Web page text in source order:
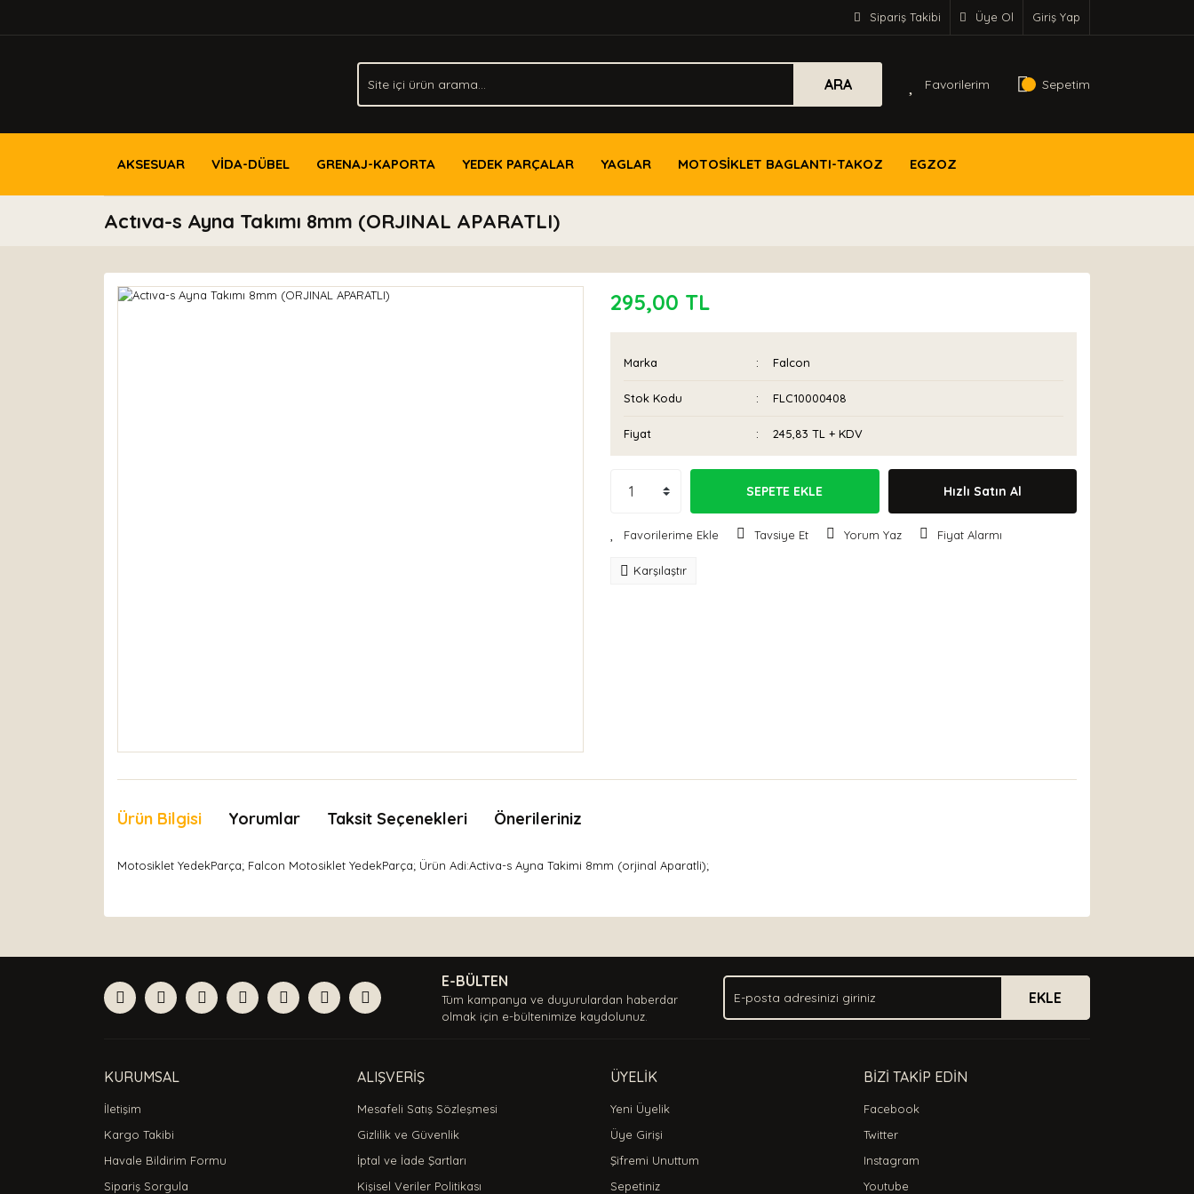
Sipariş Takibi Üye Ol Giriş Yap
ARA Favorilerim Sepetim
AKSESUAR VİDA-DÜBEL GRENAJ-KAPORTA YEDEK PARÇALAR YAGLAR MOTOSİKLET BAGLANTI-TAKOZ EGZOZ
Actıva-s Ayna Takımı 8mm (ORJINAL APARATLI)
295,00 TL
Marka Falcon
Stok Kodu FLC10000408
Fiyat 245,83 TL + KDV
SEPETE EKLE Hızlı Satın Al
Tavsiye Et Yorum Yaz Fiyat Alarmı
Karşılaştır
Ürün Bilgisi Yorumlar Taksit Seçenekleri Önerileriniz
Motosiklet YedekParça; Falcon Motosiklet YedekParça; Ürün Adi:Activa-s Ayna Takimi 8mm (orjinal Aparatli);
Ürün açıklamasında eksik bilgiler bulunuyor.
Bu ürüne benzer farklı alternatifler olmalı.
Gönder
E-BÜLTEN
Tüm kampanya ve duyurulardan haberdar
olmak için e-bültenimize kaydolunuz.
EKLE
KURUMSAL
İletişim
Kargo Takibi
Havale Bildirim Formu
Sipariş Sorgula
ALIŞVERİŞ
Mesafeli Satış Sözleşmesi
Gizlilik ve Güvenlik
İptal ve İade Şartları
Kişisel Veriler Politikası
ÜYELİK
Yeni Üyelik
Üye Girişi
Şifremi Unuttum
Sepetiniz
BİZİ TAKİP EDİN
Facebook
Twitter
Instagram
Youtube